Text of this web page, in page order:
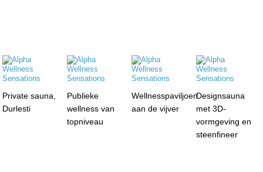
Private sauna,
Durlesti
Publieke
wellness van
topniveau
Wellnesspaviljoen
aan de vijver
Designsauna
met 3D-
vormgeving en
steenfineer